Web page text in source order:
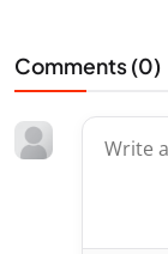
Comments (0)